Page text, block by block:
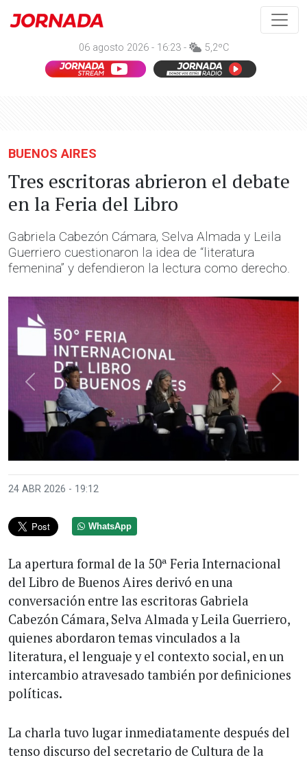
06 agosto 2026 - 16:23 - 5,2ºC
BUENOS AIRES
Tres escritoras abrieron el debate
en la Feria del Libro
Gabriela Cabezón Cámara, Selva Almada y Leila
Guerriero cuestionaron la idea de “literatura
femenina” y defendieron la lectura como derecho.
Anterior
24 ABR 2026 - 19:12
WhatsApp
La apertura formal de la 50ª Feria Internacional
del Libro de Buenos Aires derivó en una
conversación entre las escritoras Gabriela
Cabezón Cámara, Selva Almada y Leila Guerriero,
quienes abordaron temas vinculados a la
literatura, el lenguaje y el contexto social, en un
intercambio atravesado también por definiciones
políticas.
La charla tuvo lugar inmediatamente después del
tenso discurso del secretario de Cultura de la